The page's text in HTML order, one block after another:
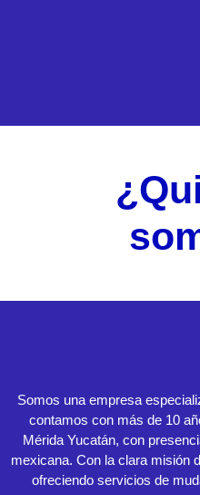
Somos una empresa
contamos con más de 10
Mérida Yucatán, con
mexicana. Con la clara misión
ofreciendo servicios de